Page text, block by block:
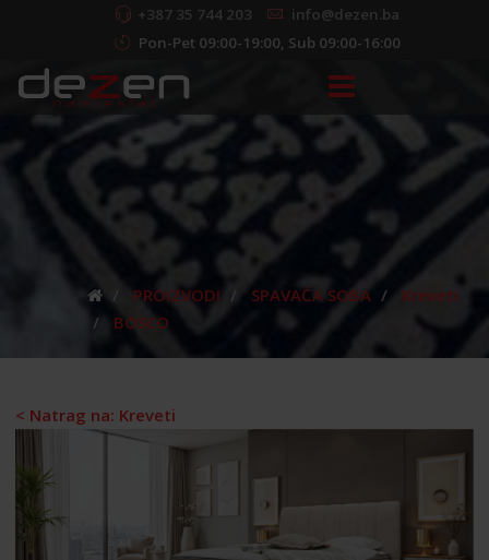
+387 35 744 203
info@dezen.ba
Pon-Pet 09:00-19:00, Sub 09:00-16:00
PROIZVODI SPAVAĆA SOBA
Kreveti
BOSCO
< Natrag na: Kreveti